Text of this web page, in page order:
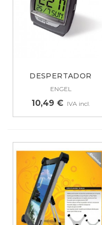
DESPERTADOR
DIGITAL CON...
ENGEL
10,49 € IVA incl.